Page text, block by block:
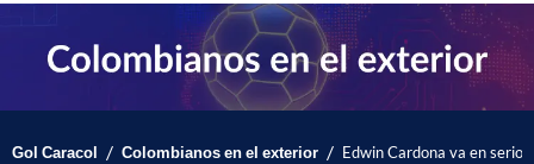
Gol Caracol / Colombianos en el exterior / Edwin Cardona va en serio